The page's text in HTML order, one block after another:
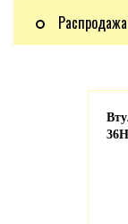
Распродажа